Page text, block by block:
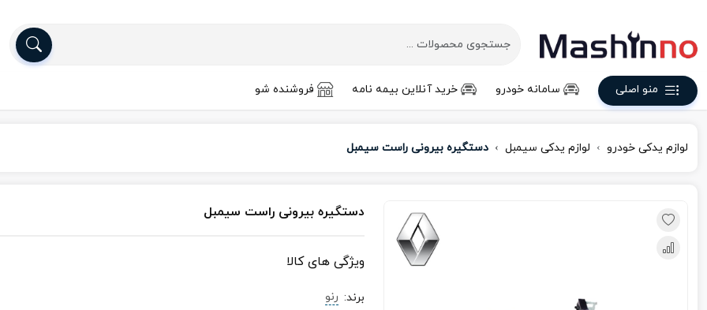
منو اصلی سامانه خودرو خرید آنلاین بیمه نامه فروشنده شو
لوازم یدکی خودرو لوازم یدکی سیمبل دستگیره بیرونی راست سیمبل
دستگیره بیرونی راست سیمبل
ویژگی های کالا
برند: رنو